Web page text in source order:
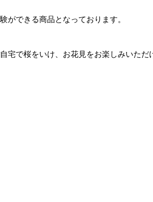
ができる商品となっております。
で桜をいけ、お花見をお楽しみいただ